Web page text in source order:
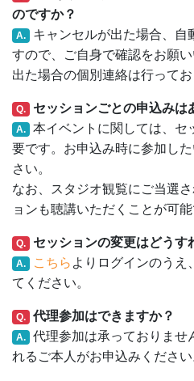
のですか？
A. キャンセルが出た場合、自
すので、ご自身で確認をお願
出た場合の個別連絡は行ってお
Q. セッションごとの申込みは
A. 本イベントに関しては、セ
要です。お申込み時に参加し
さい。
なお、スタジオ観覧にご当選
ョンも聴講いただくことが可能
Q. セッションの変更はどうす
A. こちら よりログインのうえ
てください。
Q. 代理参加はできますか？
A. 代理参加は承っておりませ
れるご本人がお申込みください